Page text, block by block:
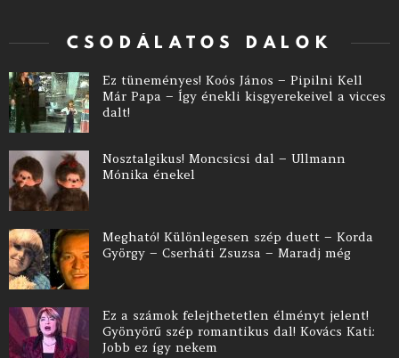
CSODÁLATOS DALOK
Ez tüneményes! Koós János – Pipilni Kell
Már Papa – Így énekli kisgyerekeivel a vicces
dalt!
Nosztalgikus! Moncsicsi dal – Ullmann
Mónika énekel
Megható! Különlegesen szép duett – Korda
György – Cserháti Zsuzsa – Maradj még
Ez a számok felejthetetlen élményt jelent!
Gyönyörű szép romantikus dal! Kovács Kati:
Jobb ez így nekem